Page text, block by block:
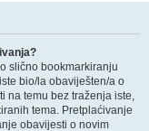
slično bookmarkiranju
bio/la obaviješten/a o
na temu bez traženja iste,
tema. Pretplaćivanje
obavijesti o novim